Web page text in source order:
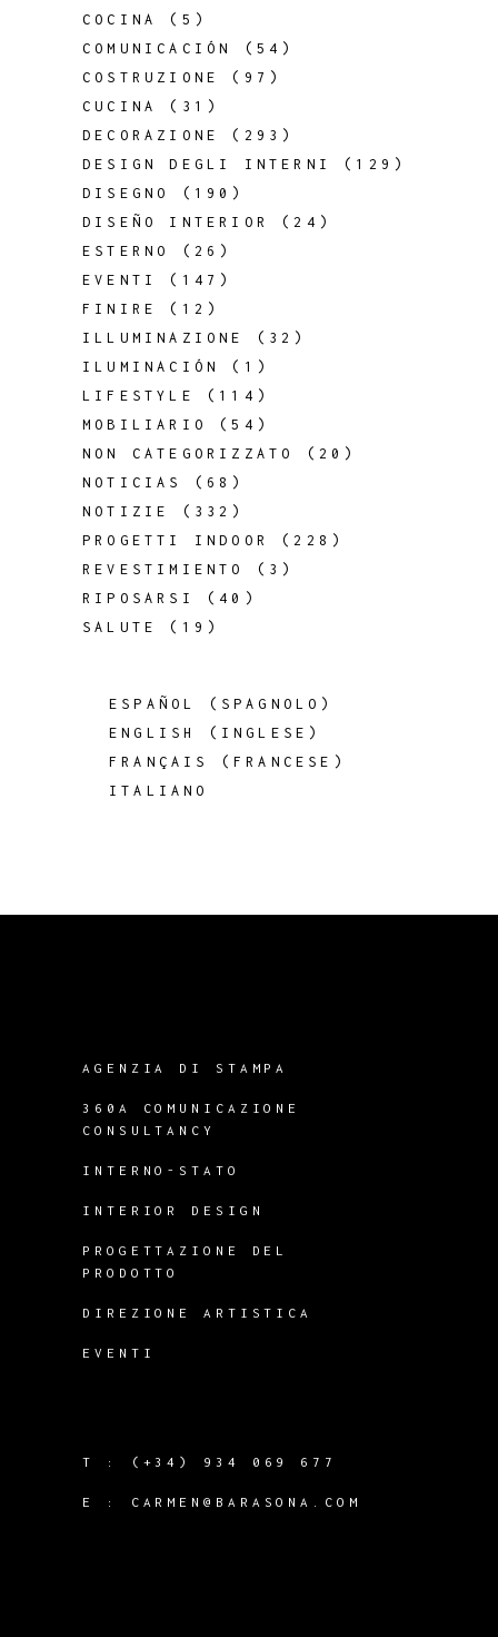
COCINA
(5)
COMUNICACIÓN
(54)
COSTRUZIONE
(97)
CUCINA
(31)
DECORAZIONE
(293)
DESIGN DEGLI INTERNI
(129)
DISEGNO
(190)
DISEÑO INTERIOR
(24)
ESTERNO
(26)
EVENTI
(147)
FINIRE
(12)
ILLUMINAZIONE
(32)
ILUMINACIÓN
(1)
LIFESTYLE
(114)
MOBILIARIO
(54)
NON CATEGORIZZATO
(20)
NOTICIAS
(68)
NOTIZIE
(332)
PROGETTI INDOOR
(228)
REVESTIMIENTO
(3)
RIPOSARSI
(40)
SALUTE
(19)
ESPAÑOL ( SPAGNOLO )
ENGLISH
( INGLESE )
FRANÇAIS
(FRANCESE )
ITALIANO
AGENZIA DI STAMPA
360A COMUNICAZIONE
CONSULTANCY
INTERNO-STATO
INTERIOR DESIGN
PROGETTAZIONE DEL
PRODOTTO
DIREZIONE ARTISTICA
EVENTI
T : (+34) 934 069 677
E : CARMEN@BARASONA.COM